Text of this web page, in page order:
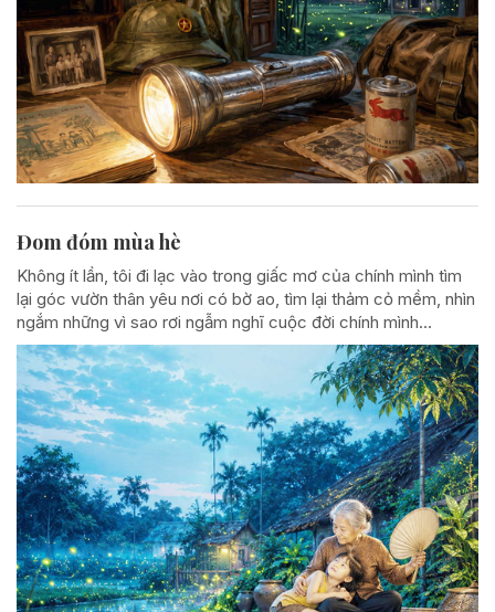
Đom đóm mùa hè
Không ít lần, tôi đi lạc vào trong giấc mơ của chính mình tìm
lại góc vườn thân yêu nơi có bờ ao, tìm lại thảm cỏ mềm, nhìn
ngắm những vì sao rơi ngẫm nghĩ cuộc đời chính mình...